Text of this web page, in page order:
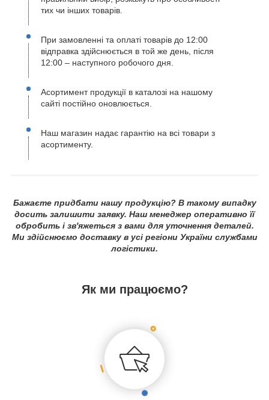
тих чи інших товарів.
При замовленні та оплаті товарів до 12:00
відправка здійснюється в той же день, після
12:00 – наступного робочого дня.
Асортимент продукції в каталозі на нашому
сайті постійно оновлюється.
Наш магазин надає гарантію на всі товари з
асортименту.
Бажаєте придбати нашу продукцію? В такому випадку
досить залишити заявку. Наш менеджер оперативно її
обробить і зв'яжеться з вами для уточнення деталей.
Ми здійснюємо доставку в усі регіони України службами
логістики.
Як ми працюємо?